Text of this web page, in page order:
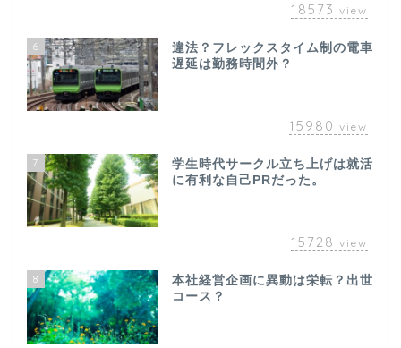
18573 view
6
違法？フレックスタイム制の電車
遅延は勤務時間外？
15980 view
7
学生時代サークル立ち上げは就活
に有利な自己PRだった。
15728 view
8
本社経営企画に異動は栄転？出世
コース？